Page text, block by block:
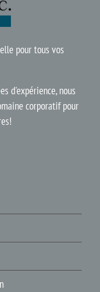
pour tous vos
d'expérience, nous
corporatif pour